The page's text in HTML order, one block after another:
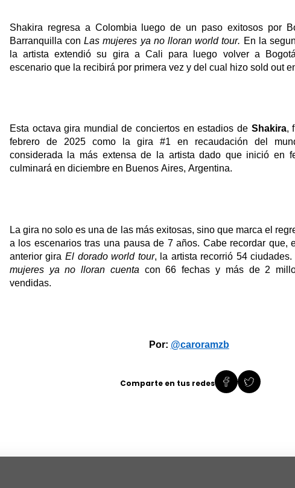
Shakira regresa a Colombia luego de un paso exitosos por
Barranquilla con Lasmujeres ya nolloranworld tour. En la
la artista extendió su gira a Cali para luego volver a
escenario que la recibirá por primera vez y del cual hizo sold out
Esta octava gira mundial de conciertos en estadios de Shakira,
febrero de 2025 como la gira #1 en recaudación del
considerada la más extensa de la artista dado que inició en
culminará en diciembre en Buenos Aires, Argentina.
La gira no solo es una de las más exitosas, sino que marca el
a los escenarios tras una pausa de 7 años. Cabe recordar que,
anterior gira El doradoworldtour, la artista recorrió 54
mujeres ya no lloran cuenta con 66 fechas y más de 2
vendidas.
Por: @caroramzb
Comparte en tus redes